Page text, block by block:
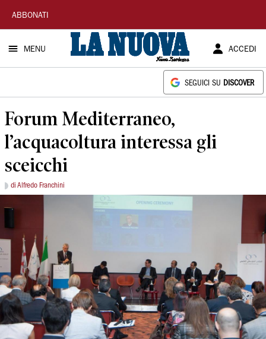
La
Nuova
Sardegna
ABBONATI
MENU ACCEDI
SEGUICI SU DISCOVER
Forum Mediterraneo,
l’acquacoltura interessa gli
sceicchi
di Alfredo Franchini